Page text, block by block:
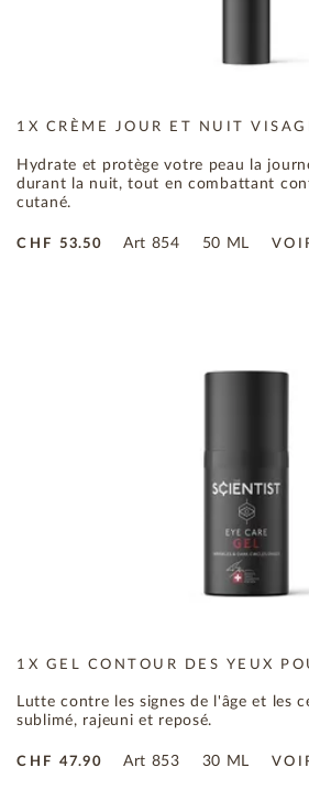
1X CRÈME JOUR ET NUIT
Hydrate et protège votre peau la
durant la nuit, tout en combattant
cutané.
CHF53.50 Art 854 50 ML
1X GEL CONTOUR DES YEUX
Lutte contre les signes de l'âge et les
sublimé, rajeuni et reposé.
CHF47.90 Art 853 30 ML